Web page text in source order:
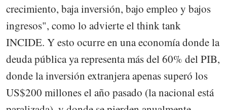
crecimiento, baja inversión, bajo empleo y bajos
ingresos", como lo advierte el think tank
INCIDE. Y esto ocurre en una economía donde la
deuda pública ya representa más del 60% del PIB,
donde la inversión extranjera apenas superó los
US$200 millones el año pasado (la nacional está